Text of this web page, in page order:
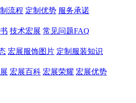
流程 定制优势 服务承诺
技术宏展 常见问题FAQ
宏展服饰图片 定制服装知识
宏展百科 宏展荣耀 宏展优势